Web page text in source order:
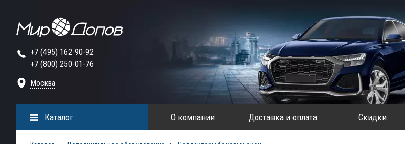
+7 (495) 162-90-92
+7 (800) 250-01-76
Москва
О компании Доставка и оплата Скидки
Каталог